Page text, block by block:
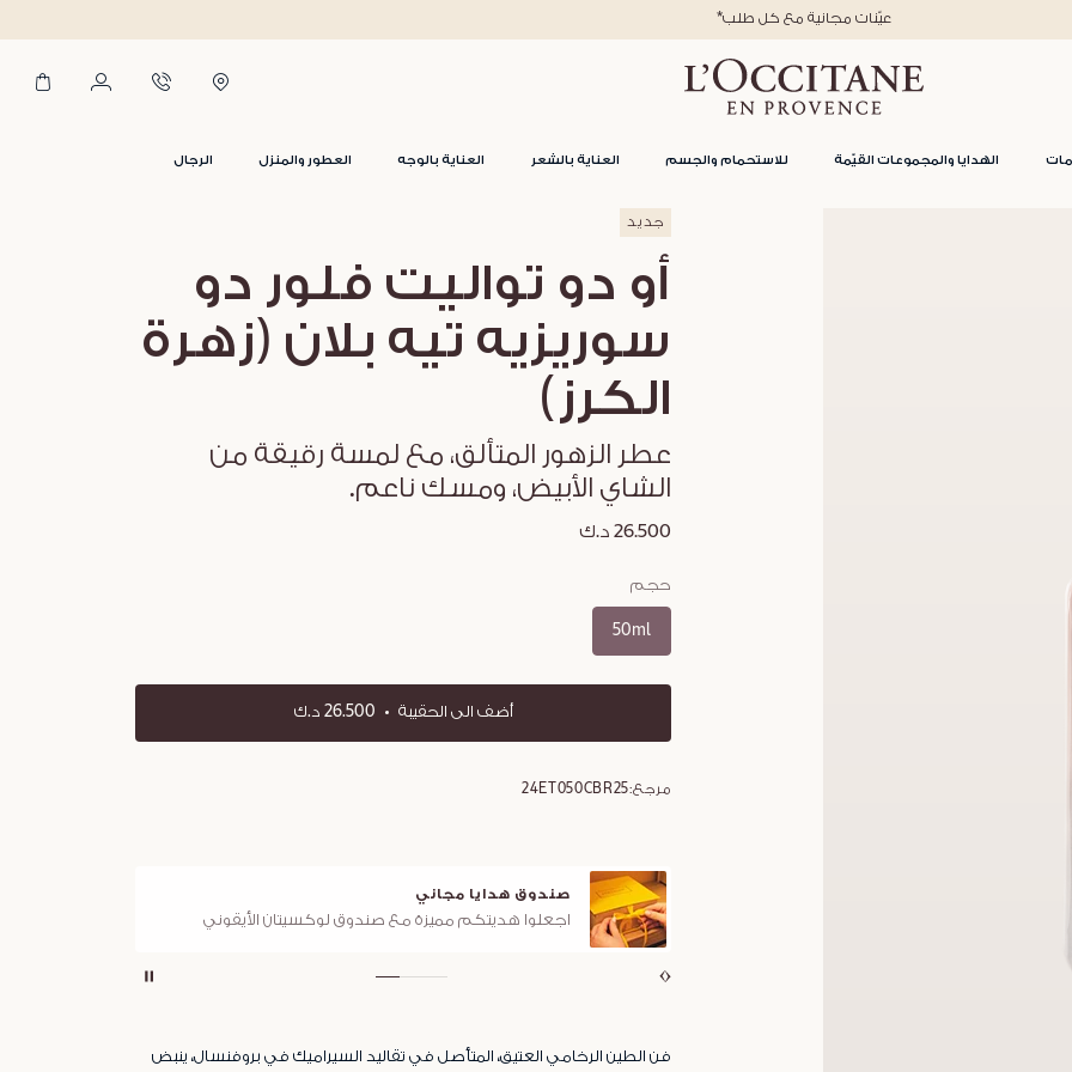
الهدايا والمجموعات القيّمة للاستحمام والجسم العناية بالشعر العناية بالوجه العطور والمنزل الرجال
تسوقوا الآن، وادفعوا لاحقاً مع تابي
جديد
أو دو تواليت فلور دو
سوريزيه تيه بلان (زهرة
الكرز)
عطر الزهور المتألق، مع لمسة رقيقة من
الشاي الأبيض، ومسك ناعم.
26.500 د.ك
حجم
50ml
أضف الى الحقيبة 26.500 د.ك
مرجع:24ET050CBR25
صندوق هدايا مجاني
اجعلوا هديتكم مميزة مع صندوق لوكسيتان الأيقوني
فن الطين الرخامي العتيق، المتأصل في تقاليد السيراميك في بروفنسال، ينبض